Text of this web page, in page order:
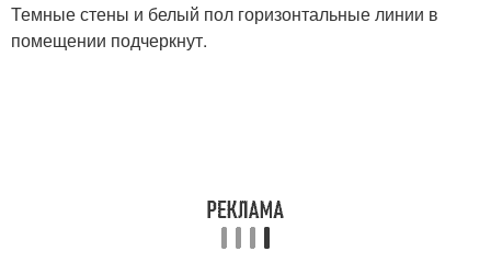
Темные стены и белый пол горизонтальные линии в
помещении подчеркнут.